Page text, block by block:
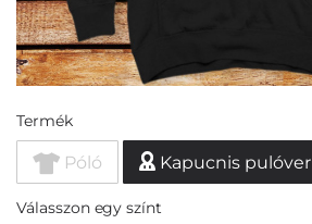
Termék
Póló Kapucnis pulóver
Válasszon egy színt